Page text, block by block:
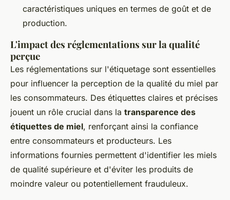
caractéristiques uniques en termes de goût et de
production.
L'impact des réglementations sur la qualité
perçue
Les réglementations sur l'étiquetage sont essentielles
pour influencer la perception de la qualité du miel par
les consommateurs. Des étiquettes claires et précises
jouent un rôle crucial dans la transparence des
étiquettes de miel, renforçant ainsi la confiance
entre consommateurs et producteurs. Les
informations fournies permettent d'identifier les miels
de qualité supérieure et d'éviter les produits de
moindre valeur ou potentiellement frauduleux.